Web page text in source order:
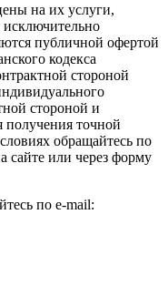
на их услуги,
публичной офертой
кодекса
стороной
стороной и
получения точной
обращайтесь по
сайте или через форму
по e-mail: